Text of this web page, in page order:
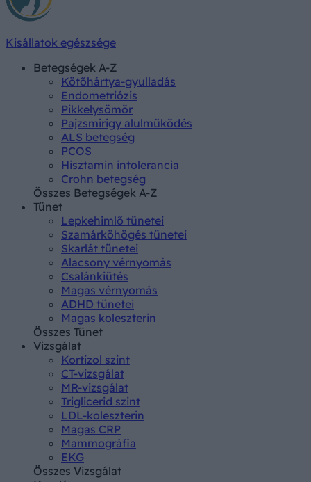
Kisállatok egészsége
Betegségek A-Z
Kötőhártya-gyulladás
Endometriózis
Pikkelysömör
Pajzsmirigy alulműködés
ALS betegség
PCOS
Hisztamin intolerancia
Crohn betegség
Összes Betegségek A-Z
Tünet
Lepkehimlő tünetei
Szamárköhögés tünetei
Skarlát tünetei
Alacsony vérnyomás
Csalánkiütés
Magas vérnyomás
ADHD tünetei
Magas koleszterin
Összes Tünet
Vizsgálat
Kortizol szint
CT-vizsgálat
MR-vizsgálat
Triglicerid szint
LDL-koleszterin
Magas CRP
Mammográfia
EKG
Összes Vizsgálat